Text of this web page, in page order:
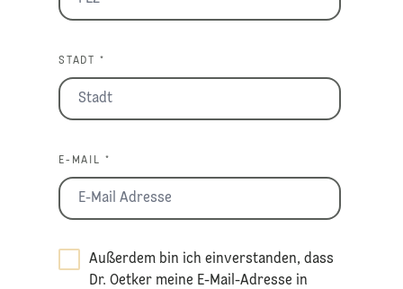
STADT *
E-MAIL *
Außerdem bin ich einverstanden, dass
Dr. Oetker meine E-Mail-Adresse in